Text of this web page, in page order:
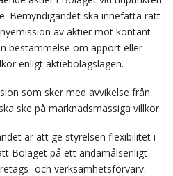
Bemyndigandet ska innefatta rätt
av aktier mot kontant
bestämmelse om apport eller
enligt aktiebolagslagen.
som sker med avvikelse från
ske på marknadsmässiga villkor.
är att ge styrelsen flexibilitet i
Bolaget på ett ändamålsenligt
och verksamhetsförvärv.